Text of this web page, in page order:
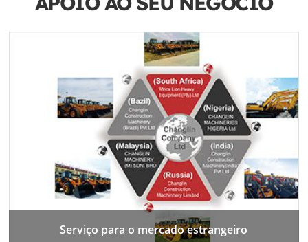
Serviço para o mercado estrangeiro